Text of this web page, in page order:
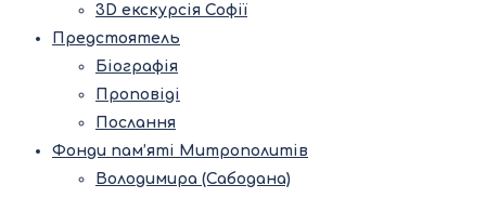
3D екскурсія Софії
Предстоятель
Біографія
Проповіді
Послання
Фонди пам’яті Митрополитів
Володимира (Сабодана)